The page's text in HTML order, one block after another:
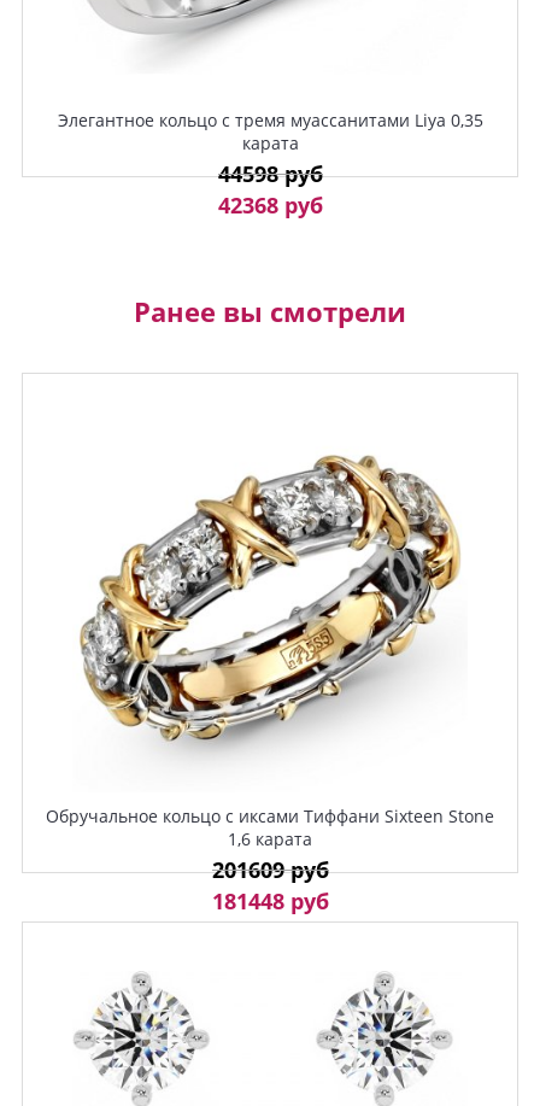
Элегантное кольцо с тремя муассанитами Liya 0,35
карата
44598 руб
42368 руб
Ранее вы смотрели
Обручальное кольцо с иксами Тиффани Sixteen Stone
1,6 карата
201609 руб
181448 руб